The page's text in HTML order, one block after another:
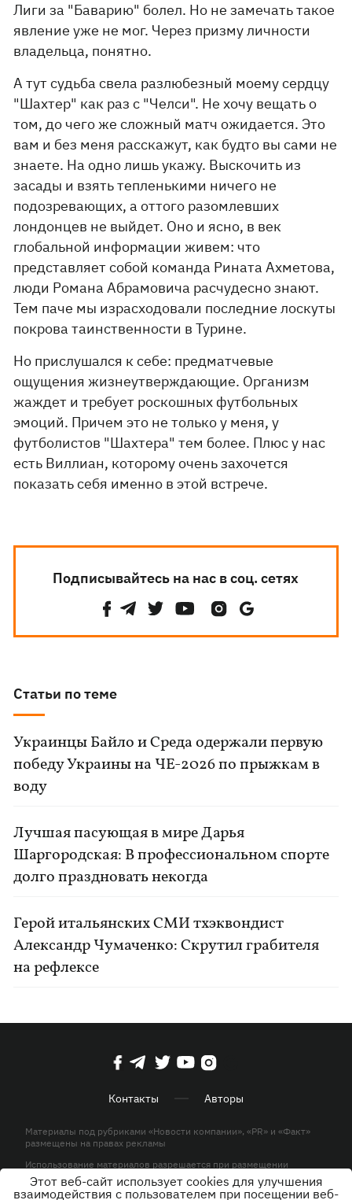
Лиги за "Баварию" болел. Но не замечать такое
явление уже не мог. Через призму личности
владельца, понятно.
А тут судьба свела разлюбезный моему сердцу
"Шахтер" как раз с "Челси". Не хочу вещать о
том, до чего же сложный матч ожидается. Это
вам и без меня расскажут, как будто вы сами не
знаете. На одно лишь укажу. Выскочить из
засады и взять тепленькими ничего не
подозревающих, а оттого разомлевших
лондонцев не выйдет. Оно и ясно, в век
глобальной информации живем: что
представляет собой команда Рината Ахметова,
люди Романа Абрамовича расчудесно знают.
Тем паче мы израсходовали последние лоскуты
покрова таинственности в Турине.
Но прислушался к себе: предматчевые
ощущения жизнеутверждающие. Организм
жаждет и требует роскошных футбольных
эмоций. Причем это не только у меня, у
футболистов "Шахтера" тем более. Плюс у нас
есть Виллиан, которому очень захочется
показать себя именно в этой встрече.
Подписывайтесь на нас в соц. сетях
Статьи по теме
Украинцы Байло и Среда одержали первую
победу Украины на ЧЕ-2026 по прыжкам в
воду
Лучшая пасующая в мире Дарья
Шаргородская: В профессиональном спорте
долго праздновать некогда
Герой итальянских СМИ тхэквондист
Александр Чумаченко: Скрутил грабителя
на рефлексе
Контакты Авторы
Материалы под рубриками «Новости компании», «PR» и «Факт»
размещены на правах рекламы
Использование материалов разрешается при размещении
активной гиперссылки на KP.UA в первом абзаце.
© ООО «ЮЛАВ МЕДИА»,2026. Все права защищены.
Этот веб-сайт использует cookies для улучшения
взаимодействия с пользователем при посещении веб-